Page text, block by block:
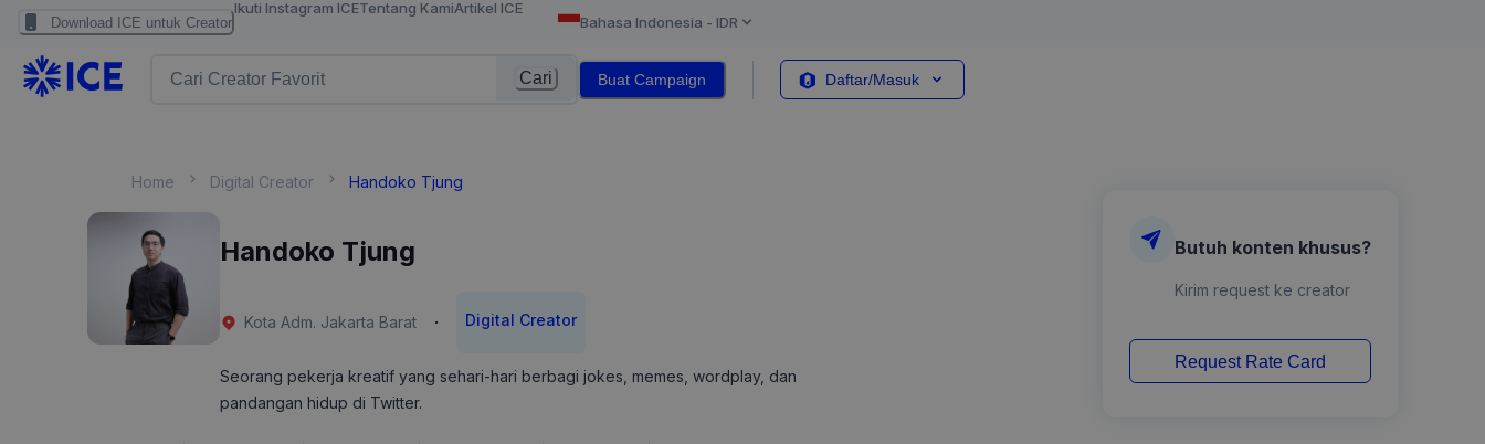
Download ICE untuk Creator
Ikuti Instagram ICETentang KamiArtikel ICE
Bahasa Indonesia - IDR
Cari Buat Campaign Daftar/Masuk
Home Digital Creator Handoko Tjung
Handoko Tjung
Kota Adm. Jakarta Barat · Digital Creator
Seorang pekerja kreatif yang sehari-hari berbagi jokes, memes, wordplay, dan
pandangan hidup di Twitter.
Butuh konten khusus?
Kirim request ke creator
Request Rate Card